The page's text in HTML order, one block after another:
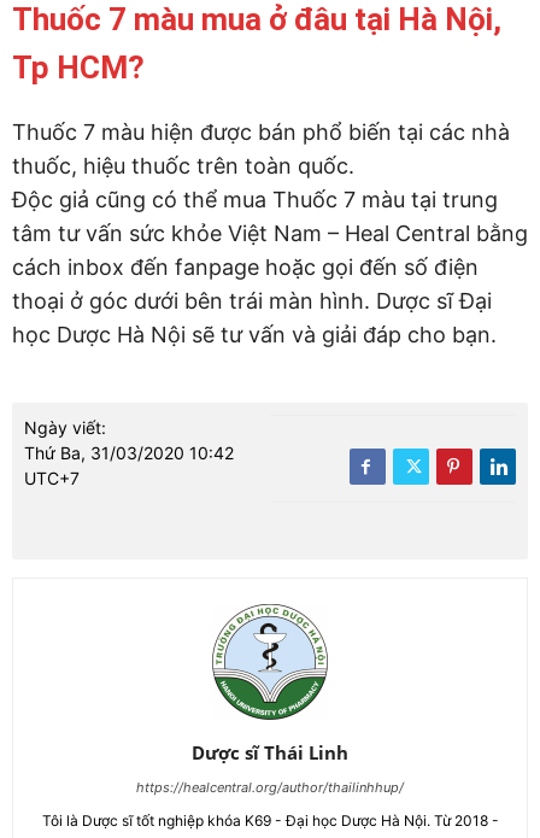
Thuốc 7 màu mua ở đâu tại Hà Nội,
Tp HCM?
Thuốc 7 màu hiện được bán phổ biến tại các nhà
thuốc, hiệu thuốc trên toàn quốc.
Độc giả cũng có thể mua Thuốc 7 màu tại trung
tâm tư vấn sức khỏe Việt Nam – Heal Central bằng
cách inbox đến fanpage hoặc gọi đến số điện
thoại ở góc dưới bên trái màn hình. Dược sĩ Đại
học Dược Hà Nội sẽ tư vấn và giải đáp cho bạn.
Ngày viết:
Thứ Ba, 31/03/2020 10:42
UTC+7
Dược sĩ Thái Linh
https://healcentral.org/author/thailinhhup/
Tôi là Dược sĩ tốt nghiệp khóa K69 - Đại học Dược Hà Nội. Từ 2018 -